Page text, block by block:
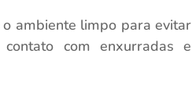
o ambiente limpo para evitar
com enxurradas e